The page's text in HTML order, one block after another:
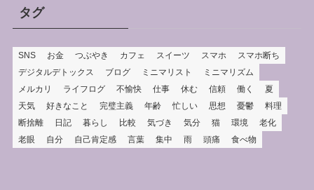
ータグ
SNS お金 つぶやき カフェ スイーツ スマホ
スマホ断ち
デジタルデトックス
ブログ ミニマリスト
ミニマリズム
メルカリ
ライフログ 不愉快 仕事 休む 信頼 働く
夏
天気
好きなこと 完璧主義 年齢 忙しい 思想 憂鬱
料理
断捨離
日記 暮らし 比較 気づき 気分 猫 環境
老化
老眼
自分 自己肯定感 言葉 集中 雨 頭痛 食べ物